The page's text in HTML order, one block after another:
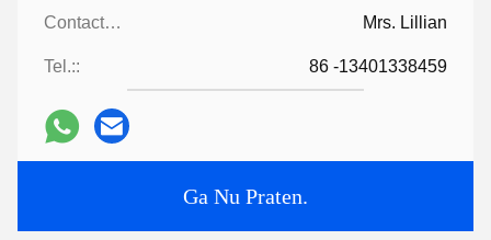
Contactpersonen: Mrs. Lillian
Tel.:: 86 -13401338459
Ga Nu Praten.